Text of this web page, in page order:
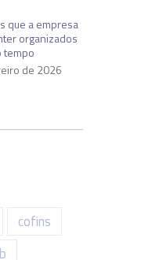
que a empresa
organizados
tempo
de 2026
cofins